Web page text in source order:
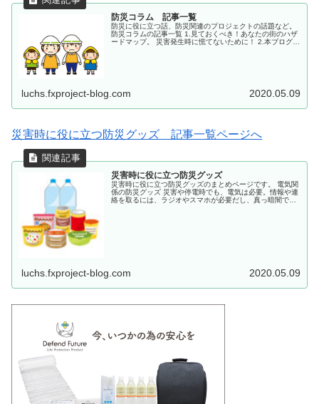
防災コラム 記事一覧
防災に役に立つ話、防災関連のプロジェクトの話題など。
防災コラムの記事一覧 1.見ておくべき！あなたの街のハザ
ードマップ。 災害発生時に慌てないために！ 2.本ブログ
luchs.fxproject-blog.com 2020.05.09
災害時に役に立つ防災グッズ 記事一覧ページへ
災害時に役に立つ防災グッズ
災害時に役に立つ防災グッズのまとめページです。 電気関
係の防災グッズ 災害や停電時でも、電気は必要。情報や連
絡を取るには、ラジオやスマホが必要だし、真っ暗闇では
luchs.fxproject-blog.com 2020.05.09